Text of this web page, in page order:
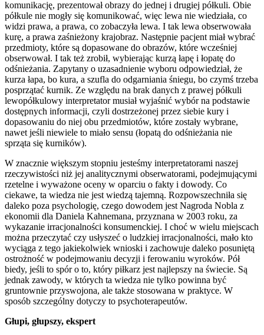
komunikację, prezentował obrazy do jednej i drugiej półkuli. Obie
półkule nie mogły się komunikować, więc lewa nie wiedziała, co
widzi prawa, a prawa, co zobaczyła lewa. I tak lewa obserwowała
kurę, a prawa zaśnieżony krajobraz. Następnie pacjent miał wybrać
przedmioty, które są dopasowane do obrazów, które wcześniej
obserwował. I tak też zrobił, wybierając kurzą łapę i łopatę do
odśnieżania. Zapytany o uzasadnienie wyboru odpowiedział, że
kurza łapa, bo kura, a szufla do odgarniania śniegu, bo czymś trzeba
posprzątać kurnik. Ze względu na brak danych z prawej półkuli
lewopółkulowy interpretator musiał wyjaśnić wybór na podstawie
dostępnych informacji, czyli dostrzeżonej przez siebie kury i
dopasowaniu do niej obu przedmiotów, które zostały wybrane,
nawet jeśli niewiele to miało sensu (łopatą do odśnieżania nie
sprząta się kurników).
W znacznie większym stopniu jesteśmy interpretatorami naszej
rzeczywistości niż jej analitycznymi obserwatorami, podejmującymi
rzetelne i wyważone oceny w oparciu o fakty i dowody. Co
ciekawe, ta wiedza nie jest wiedzą tajemną. Rozpowszechniła się
daleko poza psychologię, czego dowodem jest Nagroda Nobla z
ekonomii dla Daniela Kahnemana, przyznana w 2003 roku, za
wykazanie irracjonalności konsumenckiej. I choć w wielu miejscach
można przeczytać czy usłyszeć o ludzkiej irracjonalności, mało kto
wyciąga z tego jakiekolwiek wnioski i zachowuje daleko posuniętą
ostrożność w podejmowaniu decyzji i ferowaniu wyroków. Pół
biedy, jeśli to spór o to, który piłkarz jest najlepszy na świecie. Są
jednak zawody, w których ta wiedza nie tylko powinna być
gruntownie przyswojona, ale także stosowana w praktyce. W
sposób szczególny dotyczy to psychoterapeutów.
Głupi, głupszy, ekspert